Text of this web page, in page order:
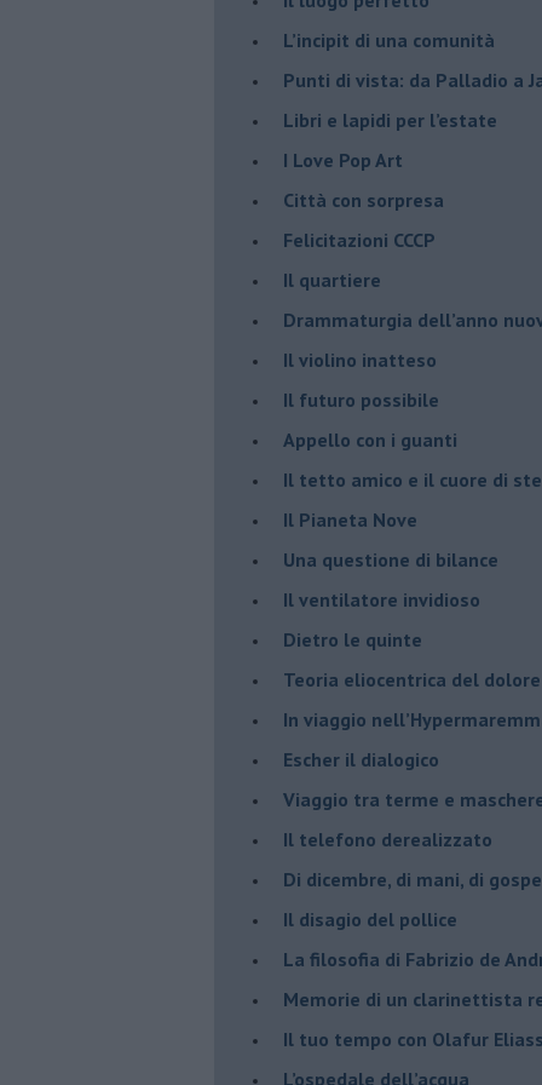
​L’incipit di una comunità
Punti di vista: da Palladio a
​Libri e lapidi per l’estate
​I Love Pop Art
Città con sorpresa
Felicitazioni CCCP
​Il quartiere
​Drammaturgia dell’anno
​Il violino inatteso
​Il futuro possibile
​Appello con i guanti
​Il tetto amico e il cuore di
​Il Pianeta Nove
​Una questione di bilance
​Il ventilatore invidioso
​Dietro le quinte
​Teoria eliocentrica del dolore
In viaggio
​Escher il dialogico
​Viaggio tra terme e
Il telefono derealizzato
​Di dicembre, di mani, di
​Il disagio del pollice
​La filosofia di Fabrizio de
Memorie di un clarinettista
​Il tuo tempo con Olafur
​L’ospedale dell’acqua